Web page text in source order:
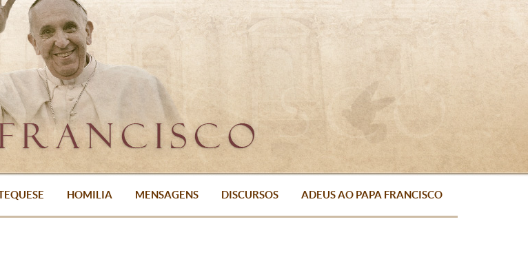
HOMILIA MENSAGENS DISCURSOS ADEUS AO PAPA FRANCISCO